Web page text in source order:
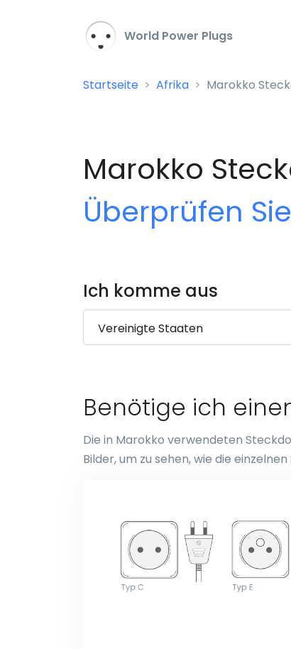
World Power Plugs
Startseite Afrika Marokko
Marokko
Überprüfen
Ich komme aus
Benötige ich
Die in Marokko verwendeten
Bilder, um zu sehen, wie die